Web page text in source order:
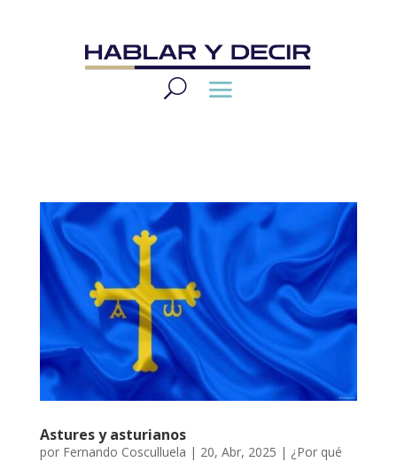
Astures y asturianos
por Fernando Cosculluela | 20, Abr, 2025 | ¿Por qué